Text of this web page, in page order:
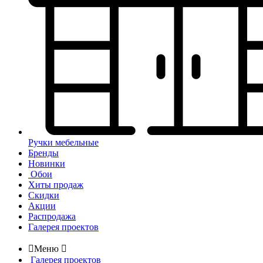
Ручки мебельные
Бренды
Новинки
Обои
Хиты продаж
Скидки
Акции
Распродажа
Галерея проектов
Меню 
Галерея проектов